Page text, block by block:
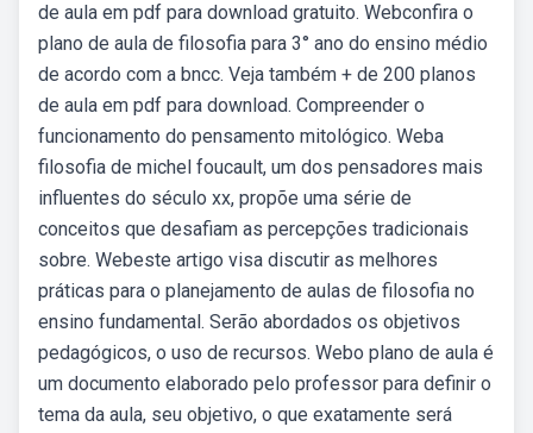
de aula em pdf para download gratuito. Webconfira o
plano de aula de filosofia para 3° ano do ensino médio
de acordo com a bncc. Veja também + de 200 planos
de aula em pdf para download. Compreender o
funcionamento do pensamento mitológico. Weba
filosofia de michel foucault, um dos pensadores mais
influentes do século xx, propõe uma série de
conceitos que desafiam as percepções tradicionais
sobre. Webeste artigo visa discutir as melhores
práticas para o planejamento de aulas de filosofia no
ensino fundamental. Serão abordados os objetivos
pedagógicos, o uso de recursos. Webo plano de aula é
um documento elaborado pelo professor para definir o
tema da aula, seu objetivo, o que exatamente será